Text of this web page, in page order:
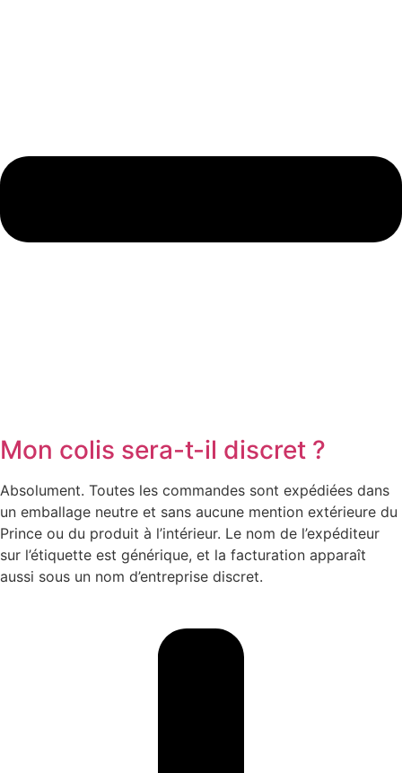
Mon colis sera-t-il discret ?
Absolument. Toutes les commandes sont expédiées dans
un emballage neutre et sans aucune mention extérieure du
Prince ou du produit à l’intérieur. Le nom de l’expéditeur
sur l’étiquette est générique, et la facturation apparaît
aussi sous un nom d’entreprise discret.